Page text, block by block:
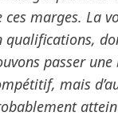
ces marges. La
qualifications,
passer
mais